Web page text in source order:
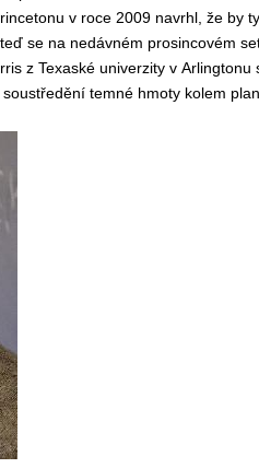
v roce 2009 navrhl, že by
se na nedávném prosincovém
z Texaské univerzity v
temné hmoty kolem